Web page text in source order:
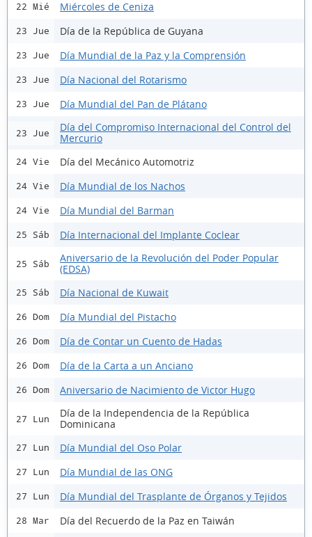
22 Mié Miércoles de Ceniza
23 Jue Día de la República de Guyana
23 Jue Día Mundial de la Paz y la Comprensión
23 Jue Día Nacional del Rotarismo
23 Jue Día Mundial del Pan de Plátano
23 Jue
Día del Compromiso Internacional del Control del
Mercurio
24 Vie Día del Mecánico Automotriz
24 Vie Día Mundial de los Nachos
24 Vie Día Mundial del Barman
25 Sáb Día Internacional del Implante Coclear
25 Sáb
Aniversario de la Revolución del Poder Popular
(EDSA)
25 Sáb Día Nacional de Kuwait
26 Dom Día Mundial del Pistacho
26 Dom Día de Contar un Cuento de Hadas
26 Dom Día de la Carta a un Anciano
26 Dom Aniversario de Nacimiento de Victor Hugo
27 Lun
Día de la Independencia de la República
Dominicana
27 Lun Día Mundial del Oso Polar
27 Lun Día Mundial de las ONG
27 Lun Día Mundial del Trasplante de Órganos y Tejidos
28 Mar Día del Recuerdo de la Paz en Taiwán